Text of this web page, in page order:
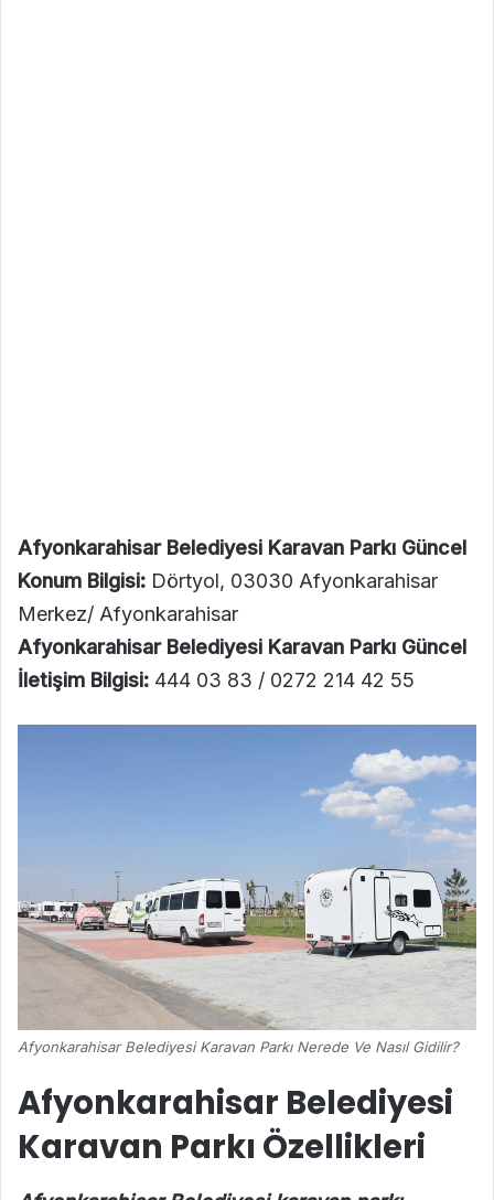
Afyonkarahisar Belediyesi Karavan Parkı Güncel
Konum Bilgisi: Dörtyol, 03030 Afyonkarahisar
Merkez/ Afyonkarahisar
Afyonkarahisar Belediyesi Karavan Parkı Güncel
İletişim Bilgisi: 444 03 83 / 0272 214 42 55
Afyonkarahisar Belediyesi Karavan Parkı Nerede Ve Nasıl Gidilir?
Afyonkarahisar Belediyesi
Karavan Parkı Özellikleri